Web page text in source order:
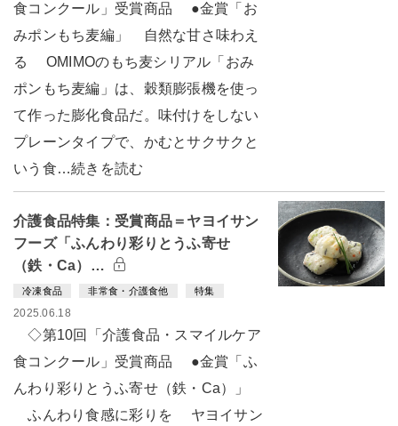
食コンクール」受賞商品 ●金賞「お
みポンもち麦編」 自然な甘さ味わえ
る OMIMOのもち麦シリアル「おみ
ポンもち麦編」は、穀類膨張機を使っ
て作った膨化食品だ。味付けをしない
プレーンタイプで、かむとサクサクと
いう食…続きを読む
介護食品特集：受賞商品＝ヤヨイサン
フーズ「ふんわり彩りとうふ寄せ
（鉄・Ca）…
冷凍食品 非常食・介護食他 特集
2025.06.18
◇第10回「介護食品・スマイルケア
食コンクール」受賞商品 ●金賞「ふ
んわり彩りとうふ寄せ（鉄・Ca）」
ふんわり食感に彩りを ヤヨイサン